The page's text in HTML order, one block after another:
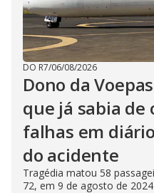
DO R7/06/08/2026
Dono da
que já sabia de
falhas em
do acidente
Tragédia matou 58
72, em 9 de agosto de 2024